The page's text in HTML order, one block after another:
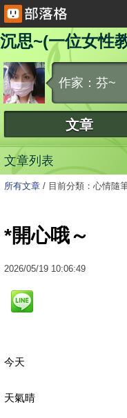
沉思~(一位女性
作家：芬~
文章
文章列表
所有文章 / 目前分類：心情隨
*開心哦～
2026/05/19 10:06:49
今天
天氣晴